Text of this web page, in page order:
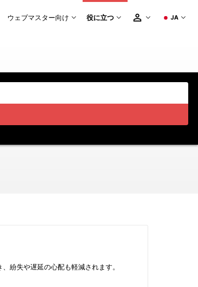
ウェブマスター向け 役に立つ JA
紛失や遅延の心配も軽減されます。